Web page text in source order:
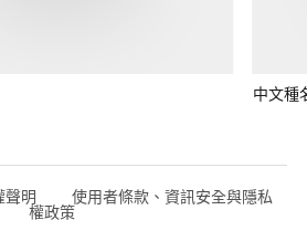
中文種
聲明 使用者條款、資訊安全與隱私
權政策